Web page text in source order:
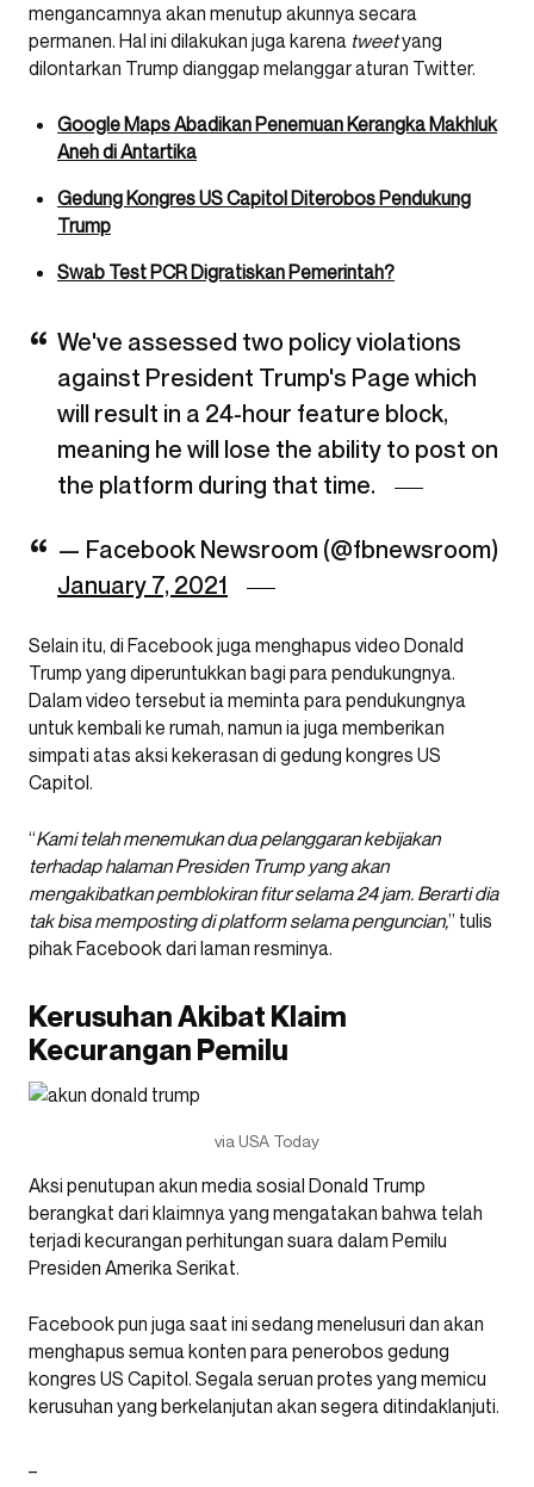
mengancamnya akan menutup akunnya secara
permanen. Hal ini dilakukan juga karena tweetyang
dilontarkan Trump dianggap melanggar aturan Twitter.
Google Maps Abadikan Penemuan Kerangka Makhluk
Aneh di Antartika
Gedung Kongres US Capitol Diterobos Pendukung
Trump
Swab Test PCR Digratiskan Pemerintah?
We've assessed two policy violations
against President Trump's Page which
will result in a 24-hour feature block,
meaning he will lose the ability to post on
the platform during that time.
— Facebook Newsroom (@fbnewsroom)
January 7, 2021
Selain itu, di Facebook juga menghapus video Donald
Trump yang diperuntukkan bagi para pendukungnya.
Dalam video tersebut ia meminta para pendukungnya
untuk kembali ke rumah, namun ia juga memberikan
simpati atas aksi kekerasan di gedung kongres US
Capitol.
“Kami telah menemukan dua pelanggaran kebijakan
terhadap halaman Presiden Trump yang akan
mengakibatkan pemblokiran fitur selama 24 jam. Berarti dia
tak bisa memposting di platform selama penguncian,” tulis
pihak Facebook dari laman resminya.
Kerusuhan Akibat Klaim
Kecurangan Pemilu
via USA Today
Aksi penutupan akun media sosial Donald Trump
berangkat dari klaimnya yang mengatakan bahwa telah
terjadi kecurangan perhitungan suara dalam Pemilu
Presiden Amerika Serikat.
Facebook pun juga saat ini sedang menelusuri dan akan
menghapus semua konten para penerobos gedung
kongres US Capitol. Segala seruan protes yang memicu
kerusuhan yang berkelanjutan akan segera ditindaklanjuti.